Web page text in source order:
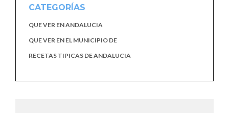
CATEGORÍAS
QUE VER EN ANDALUCIA
QUE VER EN EL MUNICIPIO DE
RECETAS TIPICAS DE ANDALUCIA